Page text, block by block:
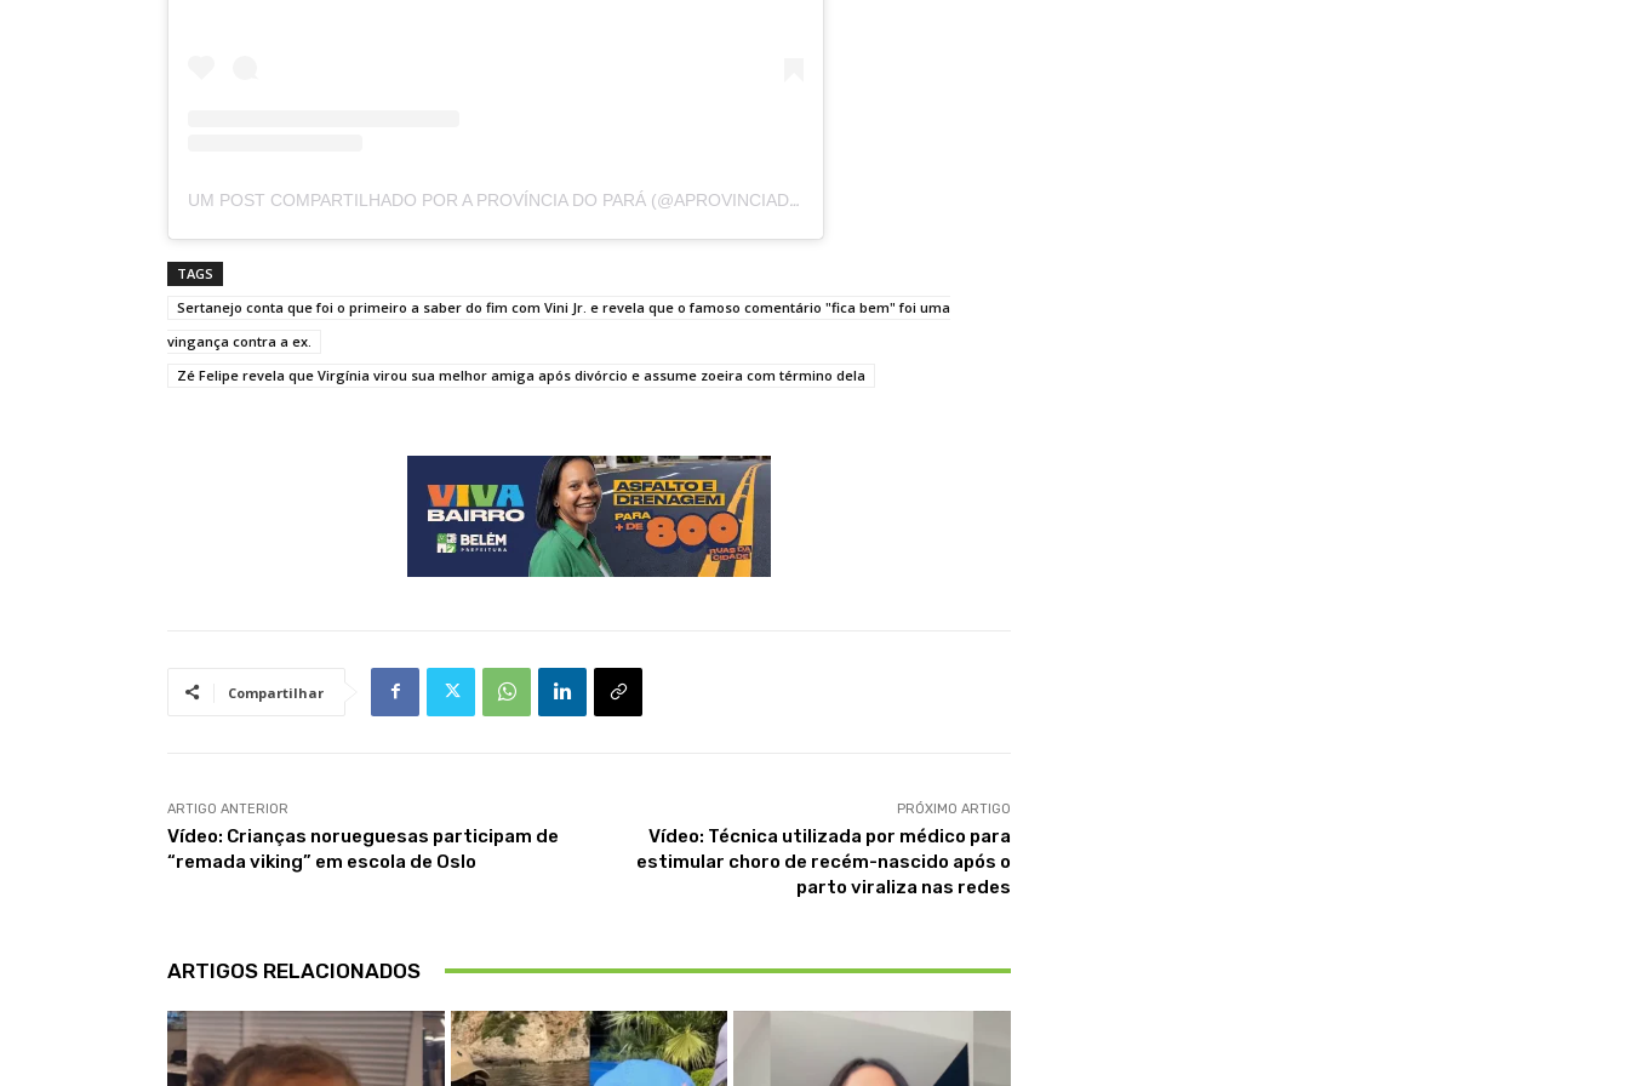
UM POST COMPARTILHADO POR A PROVÍNCIA DO PARÁ (@APROVINCIADOPARA)
TAGS
Sertanejo conta que foi o primeiro a saber do fim com Vini Jr. e revela que o famoso comentário "fica bem" foi uma
vingança contra a ex.
Zé Felipe revela que Virgínia virou sua melhor amiga após divórcio e assume zoeira com término dela
Compartilhar
ARTIGO ANTERIOR
Vídeo: Crianças norueguesas participam de
“remada viking” em escola de Oslo
PRÓXIMO ARTIGO
Vídeo: Técnica utilizada por médico para
estimular choro de recém-nascido após o
parto viraliza nas redes
ARTIGOS RELACIONADOS